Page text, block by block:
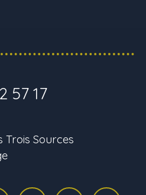
57 17
Trois Sources